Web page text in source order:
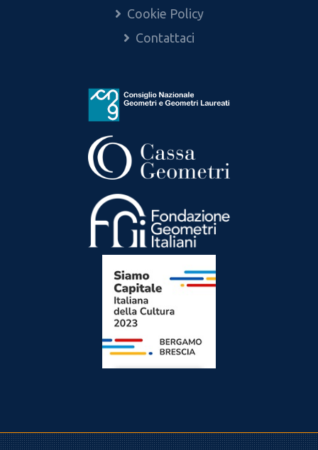
Cookie Policy
Contattaci